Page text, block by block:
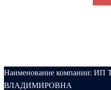
Наименование компании:
ВЛАДИМИРОВНА